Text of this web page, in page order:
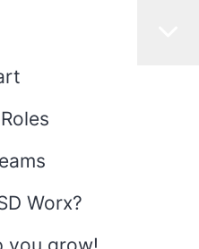
Worx?